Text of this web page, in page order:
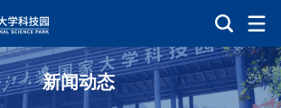
新闻动态